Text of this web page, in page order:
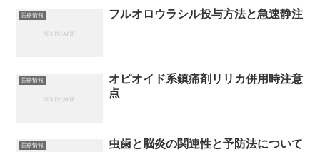
医療情報 フルオロウラシル投与方法と急速静注
医療情報
オピオイド系鎮痛剤リリカ併用時注意
点
医療情報 虫歯と脳炎の関連性と予防法について